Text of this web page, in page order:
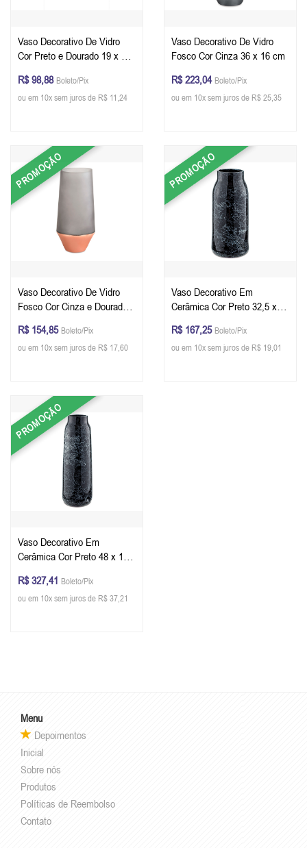
Vaso Decorativo De Vidro
Cor Preto e Dourado 19 x 14
R$ 98,88 Boleto/Pix
ou em 10x sem juros de R$ 11,24
Vaso Decorativo De Vidro
Fosco Cor Cinza 36 x 16 cm
R$ 223,04 Boleto/Pix
ou em 10x sem juros de R$ 25,35
PROMOÇÃO
Vaso Decorativo De Vidro
Fosco Cor Cinza e Dourado
R$ 154,85 Boleto/Pix
ou em 10x sem juros de R$ 17,60
PROMOÇÃO
Vaso Decorativo Em
Cerâmica Cor Preto 32,5 x
R$ 167,25 Boleto/Pix
ou em 10x sem juros de R$ 19,01
PROMOÇÃO
Vaso Decorativo Em
Cerâmica Cor Preto 48 x 16,5
R$ 327,41 Boleto/Pix
ou em 10x sem juros de R$ 37,21
Menu
Depoimentos
Inicial
Sobre nós
Produtos
Políticas de Reembolso
Contato